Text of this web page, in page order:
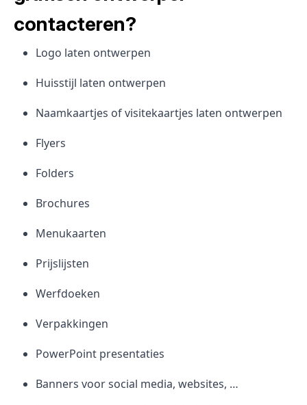
contacteren?
Logo laten ontwerpen
Huisstijl laten ontwerpen
Naamkaartjes of visitekaartjes laten ontwerpen
Flyers
Folders
Brochures
Menukaarten
Prijslijsten
Werfdoeken
Verpakkingen
PowerPoint presentaties
Banners voor social media, websites, …